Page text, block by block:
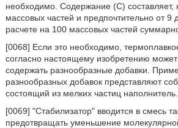
необходимо. Содержание (C) составляет,
массовых частей и предпочтительно от 9
расчете на 100 массовых частей
[0068] Если это необходимо,
согласно настоящему изобретению
содержать разнообразные добавки.
разнообразных добавок представляют
состоящий из мелких частиц наполнитель.
[0069] "Стабилизатор" вводится в смесь
предотвращать уменьшение